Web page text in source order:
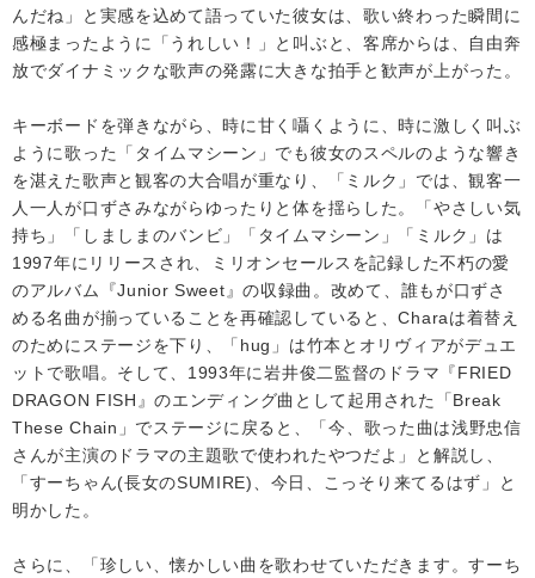
んだね」と実感を込めて語っていた彼女は、歌い終わった瞬間に
感極まったように「うれしい！」と叫ぶと、客席からは、自由奔
放でダイナミックな歌声の発露に大きな拍手と歓声が上がった。
キーボードを弾きながら、時に甘く囁くように、時に激しく叫ぶ
ように歌った「タイムマシーン」でも彼女のスペルのような響き
を湛えた歌声と観客の大合唱が重なり、「ミルク」では、観客一
人一人が口ずさみながらゆったりと体を揺らした。「やさしい気
持ち」「しましまのバンビ」「タイムマシーン」「ミルク」は
1997年にリリースされ、ミリオンセールスを記録した不朽の愛
のアルバム『Junior Sweet』の収録曲。改めて、誰もが口ずさ
める名曲が揃っていることを再確認していると、Charaは着替え
のためにステージを下り、「hug」は竹本とオリヴィアがデュエ
ットで歌唱。そして、1993年に岩井俊二監督のドラマ『FRIED
DRAGON FISH』のエンディング曲として起用された「Break
These Chain」でステージに戻ると、「今、歌った曲は浅野忠信
さんが主演のドラマの主題歌で使われたやつだよ」と解説し、
「すーちゃん(長女のSUMIRE)、今日、こっそり来てるはず」と
明かした。
さらに、「珍しい、懐かしい曲を歌わせていただきます。すーち